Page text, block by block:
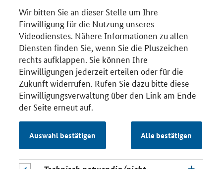
Wir bitten Sie an dieser Stelle um Ihre
Einwilligung für die Nutzung unseres
Videodienstes. Nähere Informationen zu allen
Diensten finden Sie, wenn Sie die Pluszeichen
rechts aufklappen. Sie können Ihre
Einwilligungen jederzeit erteilen oder für die
Zukunft widerrufen. Rufen Sie dazu bitte diese
Einwilligungsverwaltung über den Link am Ende
der Seite erneut auf.
Auswahl bestätigen Alle bestätigen